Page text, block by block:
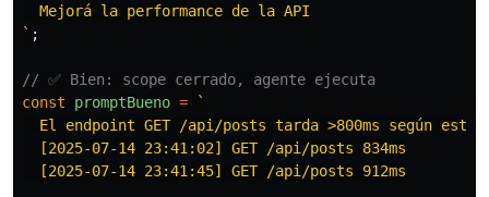
  Mejorá la performance de la API
` ;
// ✅ Bien: scope cerrado, agente ejecuta
const
promptBueno =
`
El endpoint GET /api/posts tarda >800ms según estos
  [2025-07-14 23:41:02] GET /api/posts 834ms
  [2025-07-14 23:41:45] GET /api/posts 912ms